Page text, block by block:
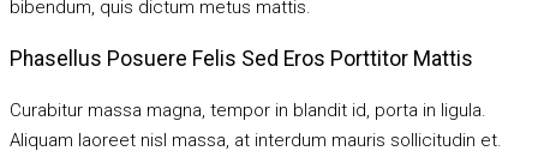
bibendum, quis dictum metus mattis.
Phasellus Posuere Felis Sed Eros Porttitor Mattis
Curabitur massa magna, tempor in blandit id, porta in ligula.
Aliquam laoreet nisl massa, at interdum mauris sollicitudin et.